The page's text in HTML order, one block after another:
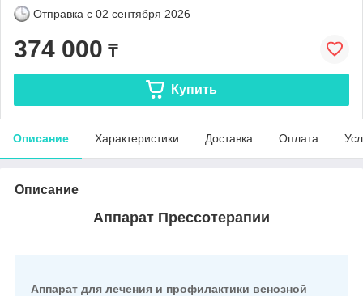
Отправка с 02 сентября 2026
374 000 ₸
Купить
Описание Характеристики Доставка Оплата
Описание
Аппарат Прессотерапии
Аппарат для лечения и профилактики венозной